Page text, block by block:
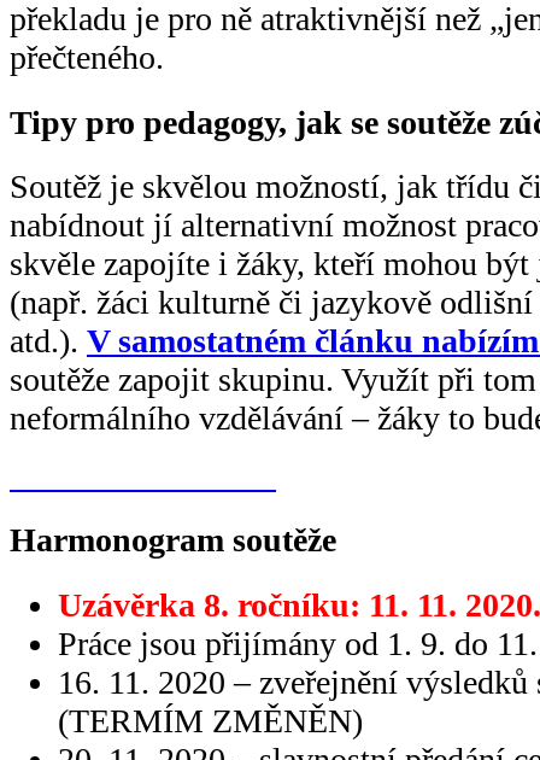
překladu je pro ně atraktivnější než
přečteného.
Tipy pro pedagogy, jak se soutěže
Soutěž je skvělou možností, jak třídu
nabídnout jí alternativní možnost
skvěle zapojíte i žáky, kteří mohou
(např. žáci kulturně či jazykově
atd.). V samostatném článku
soutěže zapojit skupinu. Využít při
neformálního vzdělávání – žáky to
Harmonogram soutěže
Uzávěrka 8. ročníku: 11. 11.
Práce jsou přijímány od 1. 9. do
16. 11. 2020 – zveřejnění výsledků
(TERMÍM ZMĚNĚN)